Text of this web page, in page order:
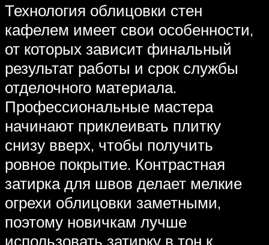
Технология облицовки стен
кафелем имеет свои особенности,
от которых зависит финальный
результат работы и срок службы
отделочного материала.
Профессиональные мастера
начинают приклеивать плитку
снизу вверх, чтобы получить
ровное покрытие. Контрастная
затирка для швов делает мелкие
огрехи облицовки заметными,
поэтому новичкам лучше
использовать затирку в тон к